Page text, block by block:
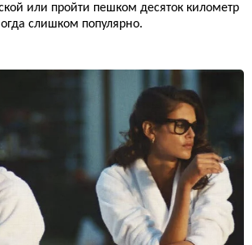
или пройти пешком десяток километр
слишком популярно.